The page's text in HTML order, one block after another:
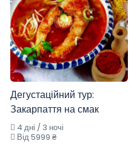
Дегустаційний тур:
Закарпаття на смак
4 дні / 3 ночі
Від 5999 ₴